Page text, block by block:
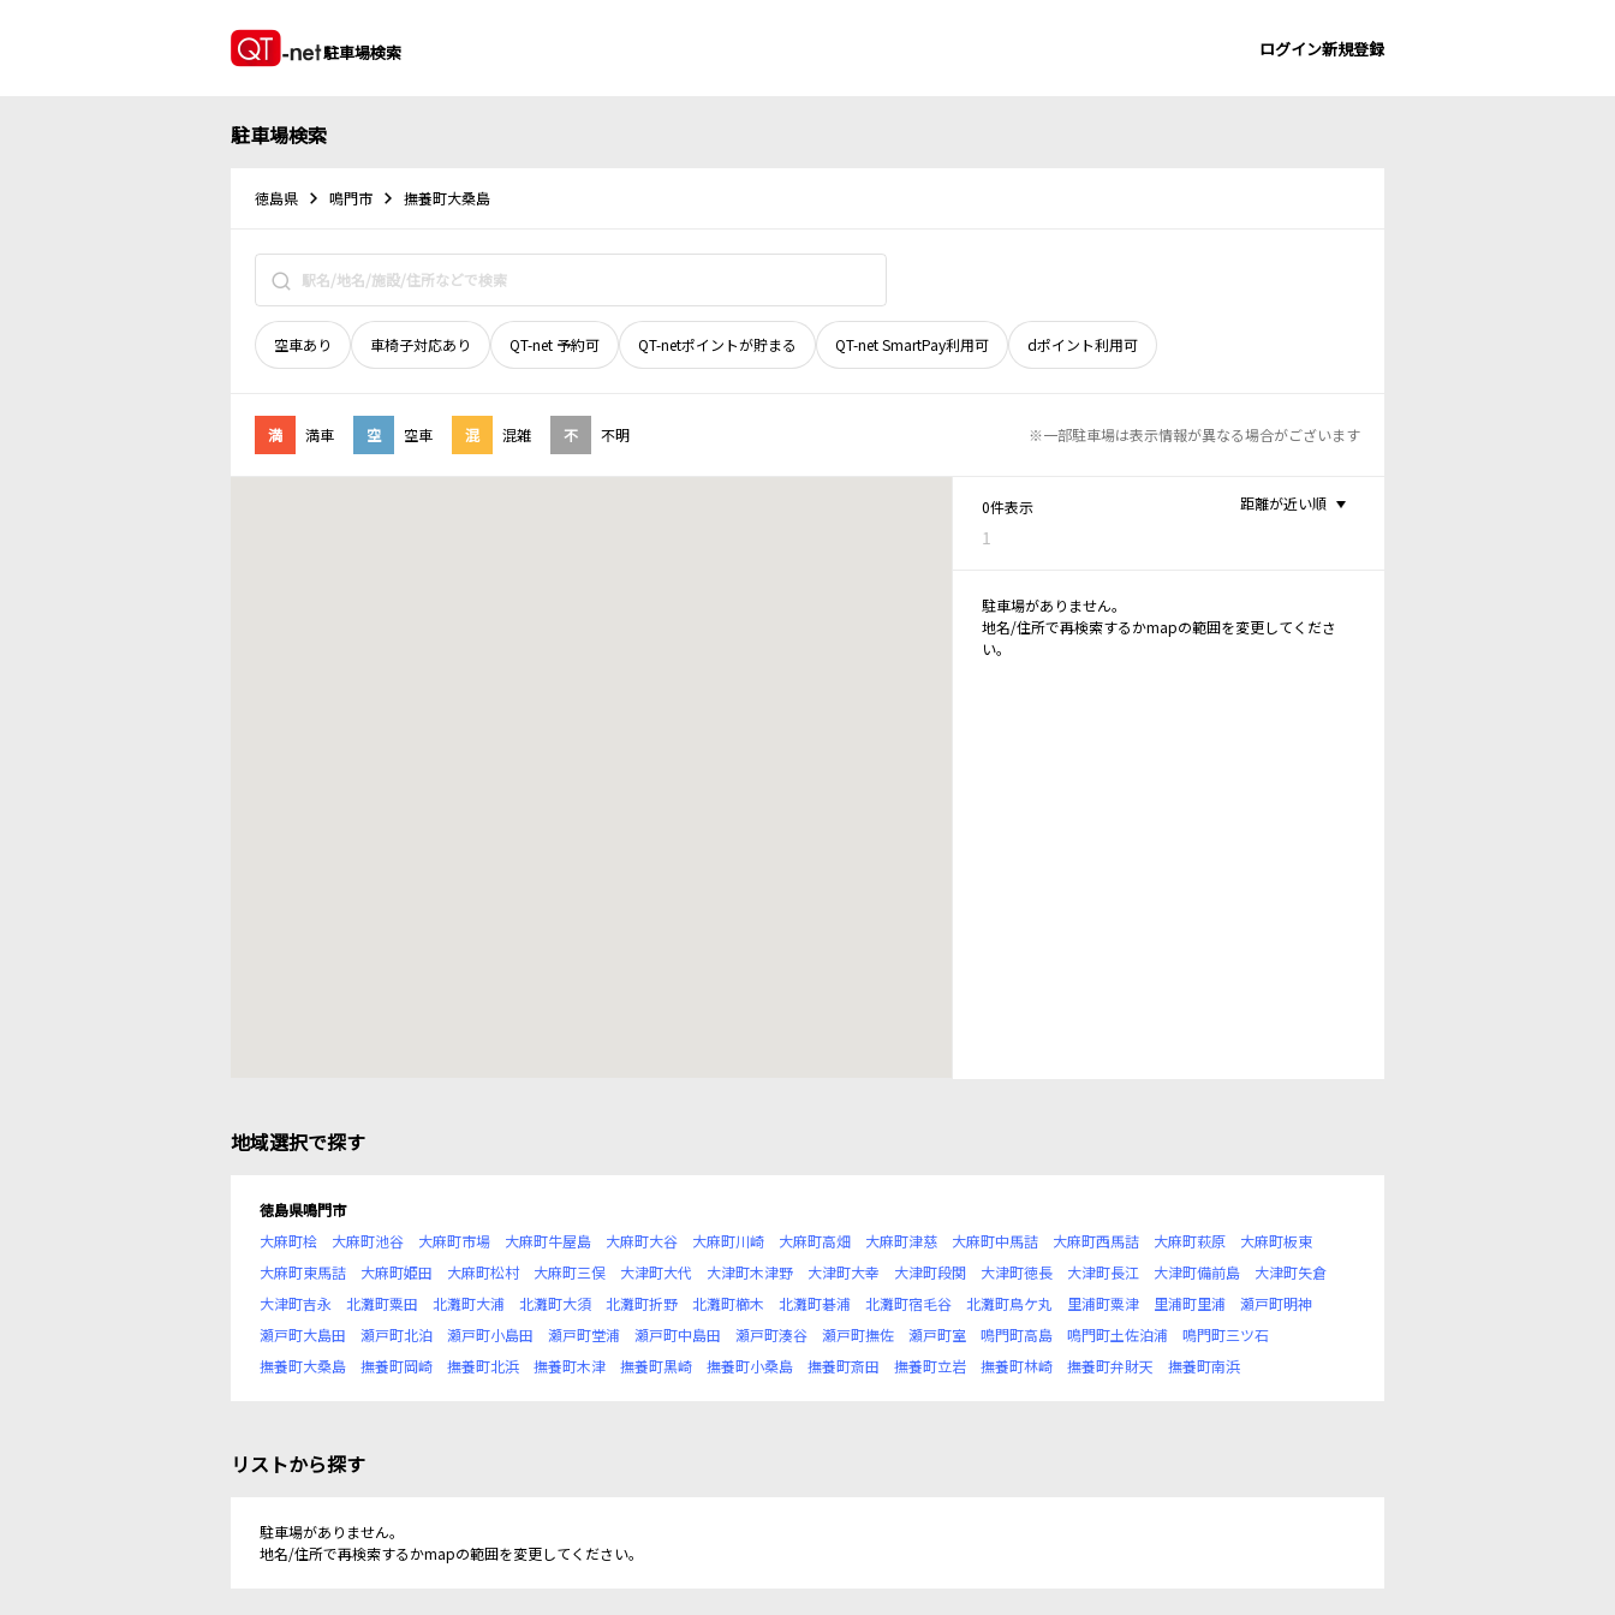
駐車場検索 ログイン新規登録
駐車場検索
徳島県 鳴門市 撫養町大桑島
空車あり 車椅子対応あり QT-net 予約可 QT-netポイントが貯まる QT-net SmartPay利用可 dポイント利用可
満 満車 空 空車 混 混雑 不 不明 ※一部駐車場は表示情報が異なる場合がございます
0件表示
1
距離が近い順
駐車場がありません。
地名/住所で再検索するかmapの範囲を変更してくださ
い。
地域選択で探す
徳島県鳴門市
大麻町桧
大麻町池谷 大麻町市場 大麻町牛屋島 大麻町大谷 大麻町川崎 大麻町高畑 大麻町津慈 大麻町中馬詰 大麻町西馬詰 大麻町萩原
大麻町板東
大麻町東馬詰
大麻町姫田 大麻町松村 大麻町三俣 大津町大代 大津町木津野 大津町大幸 大津町段関 大津町徳長 大津町長江 大津町備前島
大津町矢倉
大津町吉永
北灘町粟田 北灘町大浦 北灘町大須 北灘町折野 北灘町櫛木 北灘町碁浦 北灘町宿毛谷 北灘町鳥ケ丸 里浦町粟津 里浦町里浦
瀬戸町明神
瀬戸町大島田
瀬戸町北泊 瀬戸町小島田 瀬戸町堂浦 瀬戸町中島田 瀬戸町湊谷 瀬戸町撫佐 瀬戸町室 鳴門町高島 鳴門町土佐泊浦
鳴門町三ツ石
撫養町大桑島
撫養町岡崎 撫養町北浜 撫養町木津 撫養町黒崎 撫養町小桑島 撫養町斎田 撫養町立岩 撫養町林崎 撫養町弁財天 撫養町南浜
リストから探す
駐車場がありません。
地名/住所で再検索するかmapの範囲を変更してください。